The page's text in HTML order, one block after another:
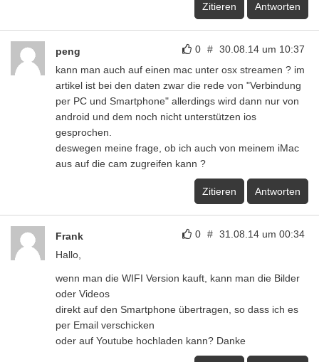
Zitieren Antworten
0 # 30.08.14 um 10:37
peng
kann man auch auf einen mac unter osx streamen ? im
artikel ist bei den daten zwar die rede von "Verbindung
per PC und Smartphone" allerdings wird dann nur von
android und dem noch nicht unterstützen ios
gesprochen.
deswegen meine frage, ob ich auch von meinem iMac
aus auf die cam zugreifen kann ?
Zitieren Antworten
0 # 31.08.14 um 00:34
Frank
Hallo,
wenn man die WIFI Version kauft, kann man die Bilder
oder Videos
direkt auf den Smartphone übertragen, so dass ich es
per Email verschicken
oder auf Youtube hochladen kann? Danke